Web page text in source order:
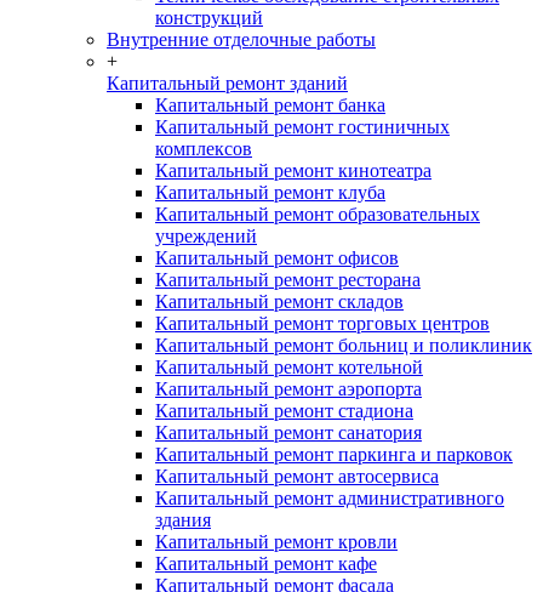
конструкций
Внутренние отделочные работы
+
Капитальный ремонт зданий
Капитальный ремонт банка
Капитальный ремонт гостиничных
комплексов
Капитальный ремонт кинотеатра
Капитальный ремонт клуба
Капитальный ремонт образовательных
учреждений
Капитальный ремонт офисов
Капитальный ремонт ресторана
Капитальный ремонт складов
Капитальный ремонт торговых центров
Капитальный ремонт больниц и поликлиник
Капитальный ремонт котельной
Капитальный ремонт аэропорта
Капитальный ремонт стадиона
Капитальный ремонт санатория
Капитальный ремонт паркинга и парковок
Капитальный ремонт автосервиса
Капитальный ремонт административного
здания
Капитальный ремонт кровли
Капитальный ремонт кафе
Капитальный ремонт фасада